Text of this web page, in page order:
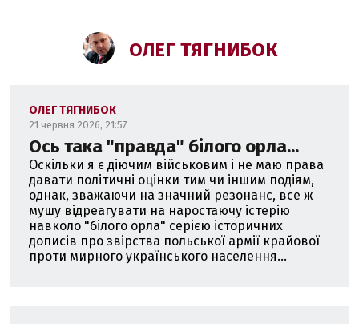
ОЛЕГ ТЯГНИБОК
ОЛЕГ ТЯГНИБОК
21 червня 2026, 21:57
Ось така "правда" білого орла...
Оскільки я є діючим військовим і не маю права
давати політичні оцінки тим чи іншим подіям,
однак, зважаючи на значний резонанс, все ж
мушу відреагувати на наростаючу істерію
навколо "білого орла" серією історичних
дописів про звірства польської армії крайової
проти мирного українського населення...